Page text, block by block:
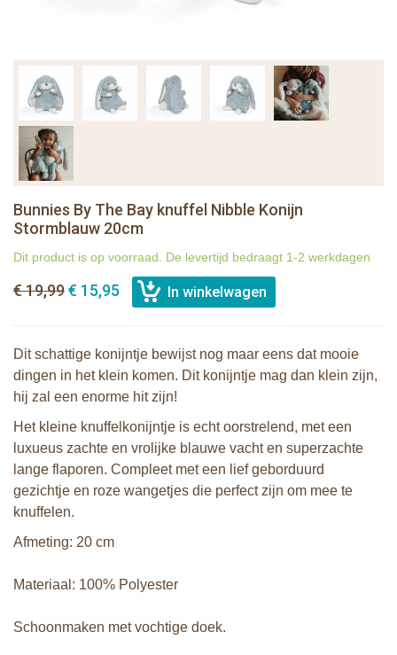
Bunnies By The Bay knuffel Nibble Konijn
Stormblauw 20cm
Dit product is op voorraad. De levertijd bedraagt 1-2 werkdagen
€ 19,99€ 15,95
Dit schattige konijntje bewijst nog maar eens dat mooie
dingen in het klein komen. Dit konijntje mag dan klein zijn,
hij zal een enorme hit zijn!
Het kleine knuffelkonijntje is echt oorstrelend, met een
luxueus zachte en vrolijke blauwe vacht en superzachte
lange flaporen. Compleet met een lief geborduurd
gezichtje en roze wangetjes die perfect zijn om mee te
knuffelen.
Afmeting: 20 cm
Materiaal: 100% Polyester
Schoonmaken met vochtige doek.